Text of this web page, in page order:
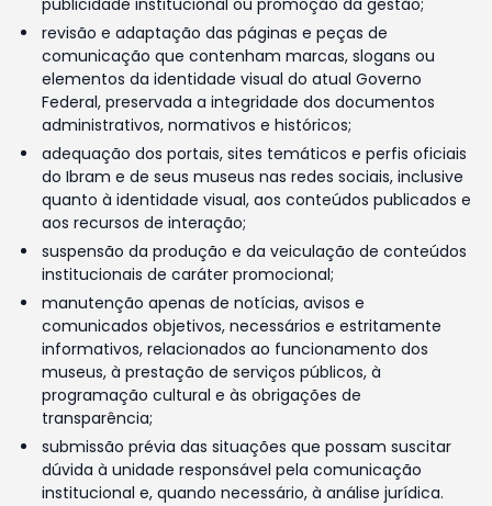
publicidade institucional ou promoção da gestão;
revisão e adaptação das páginas e peças de
comunicação que contenham marcas, slogans ou
elementos da identidade visual do atual Governo
Federal, preservada a integridade dos documentos
administrativos, normativos e históricos;
adequação dos portais, sites temáticos e perfis oficiais
do Ibram e de seus museus nas redes sociais, inclusive
quanto à identidade visual, aos conteúdos publicados e
aos recursos de interação;
suspensão da produção e da veiculação de conteúdos
institucionais de caráter promocional;
manutenção apenas de notícias, avisos e
comunicados objetivos, necessários e estritamente
informativos, relacionados ao funcionamento dos
museus, à prestação de serviços públicos, à
programação cultural e às obrigações de
transparência;
submissão prévia das situações que possam suscitar
dúvida à unidade responsável pela comunicação
institucional e, quando necessário, à análise jurídica.